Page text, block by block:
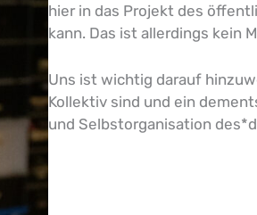
hier in das Projekt des
kann. Das ist allerdings kein
Uns ist wichtig darauf
Kollektiv sind und ein
und Selbstorganisation